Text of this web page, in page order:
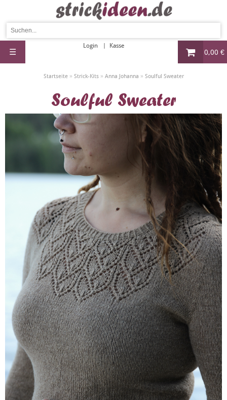
0,00 €
Login Kasse
☰
Startseite» Strick-Kits» Anna Johanna » Soulful Sweater
Soulful Sweater